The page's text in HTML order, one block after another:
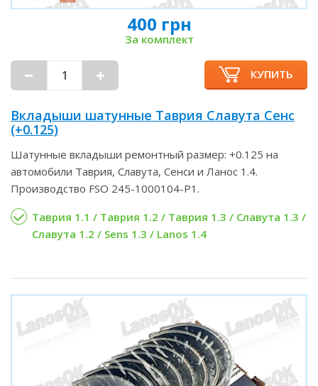
400 грн
За комплект
КУПИТЬ
Вкладыши шатунные Таврия Славута Сенс
(+0.125)
Шатунные вкладыши ремонтный размер: +0.125 на
автомобили Таврия, Славута, Сенси и Ланос 1.4.
Производство FSO 245-1000104-P1.
Таврия 1.1 / Таврия 1.2 / Таврия 1.3 / Славута 1.3 /
Славута 1.2 / Sens 1.3 / Lanos 1.4